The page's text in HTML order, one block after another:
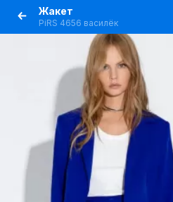
Жакет
PiRS 4656 василёк